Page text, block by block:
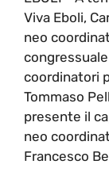
Viva Eboli,
neo
coordinatori
Tommaso
presente il
neo
Francesco